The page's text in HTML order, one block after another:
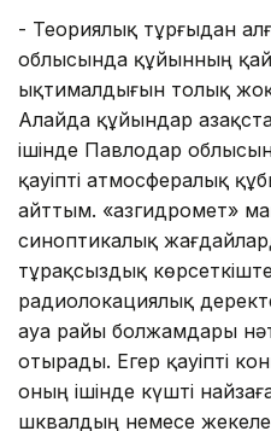
- Теориялық тұрғыдан
облысында құйынның
ықтималдығын толық
Алайда құйындар
ішінде Павлодар
қауіпті атмосфералық
айттым. «Қазгидромет»
синоптикалық
тұрақсыздық
радиолокациялық
ауа райы болжамдары
отырады. Егер қауіпті
оның ішінде күшті
шквалдың немесе